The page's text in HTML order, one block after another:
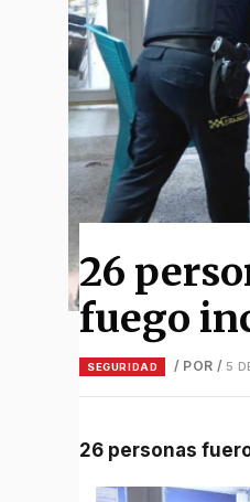
26
fuego
SEGURIDAD / POR /5
26 personas